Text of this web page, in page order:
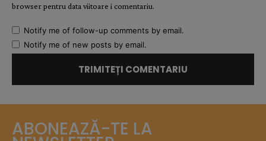
browser pentru data viitoare i comentariu.
Notify me of follow-up comments by email.
Notify me of new posts by email.
ABONEAZĂ-TE LA